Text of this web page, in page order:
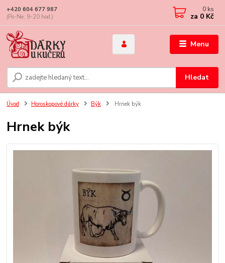
Menu
Hledat
+420 604 677 987
(Po-Ne, 9-20 hod.)
0 ks
za 0 Kč
Úvod Horoskopové dárky Býk Hrnek býk
Hrnek býk